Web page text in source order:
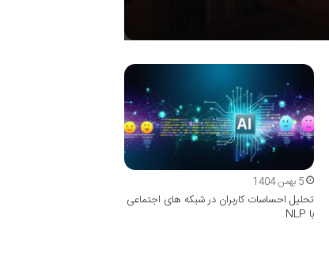
5 بهمن 1404
تحلیل احساسات کاربران در شبکه های اجتماعی
با NLP